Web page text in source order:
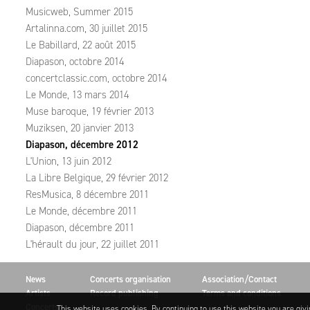
Musicweb, Summer 2015
Artalinna.com, 30 juillet 2015
Le Babillard, 22 août 2015
Diapason, octobre 2014
concertclassic.com, octobre 2014
Le Monde, 13 mars 2014
Muse baroque, 19 février 2013
Muziksen, 20 janvier 2013
Diapason, décembre 2012
L'Union, 13 juin 2012
La Libre Belgique, 29 février 2012
ResMusica, 8 décembre 2011
Le Monde, décembre 2011
Diapason, décembre 2011
L'hérault du jour, 22 juillet 2011
News
Artists
Concerts
Concerts organisation
Record publishing
Association/Contact
Terms and conditions